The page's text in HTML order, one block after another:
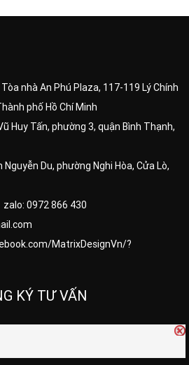
nhà An Phú Plaza, 117-119 Lý Chính
phố Hồ Chí Minh
Huy Tấn, phường 3, quận Bình Thạnh,
Nguyễn Du, phường Nghi Hòa, Cửa Lò,
zalo: 0972 866 430
MatrixDesignVn/?
KÝ TƯ VẤN